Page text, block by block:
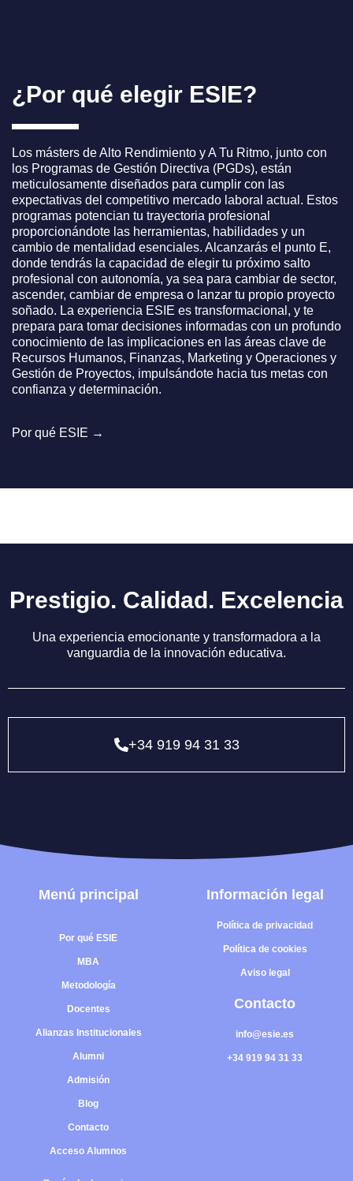
¿ Por qué e egir ESIE?
Los másters de Alto Rendimiento y A Tu Ritmo, junto con
los Programas de Gestión Directiva (PGDs), están
meticulosamente diseñados para cumplir con las
expectativas del competitivo mercado laboral actual. Estos
programas potencian tu trayectoria profesional
proporcionándote las herramientas, habilidades y un
cambio de mentalidad esenciales. Alcanzarás el punto E,
donde tendrás la capacidad de elegir tu próximo salto
profesional con autonomía, ya sea para cambiar de sector,
ascender, cambiar de empresa o lanzar tu propio proyecto
soñado. La experiencia ESIE es transformacional, y te
prepara para tomar decisiones informadas con un profundo
conocimiento de las implicaciones en las áreas clave de
Recursos Humanos, Finanzas, Marketing y Operaciones y
Gestión de Proyectos, impulsándote hacia tus metas con
confianza y determinación.
Por qué ESIE →
Prestigio. Calidad. Excelencia
Una experiencia emocionante y transformadora a la
vanguardia de la innovación educativa.
+34 919 94 31 33
Menú principal
Por qué ESIE
MBA
Metodología
Docentes
Alianzas Institucionales
Alumni
Admisión
Blog
Contacto
Acceso Alumnos
Información legal
Política de privacidad
Política de cookies
Aviso legal
Contacto
info@esie.es
+34 919 94 31 33